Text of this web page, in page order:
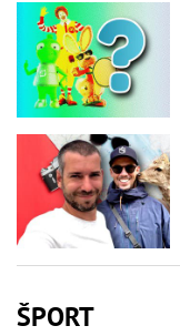
ŠPORT